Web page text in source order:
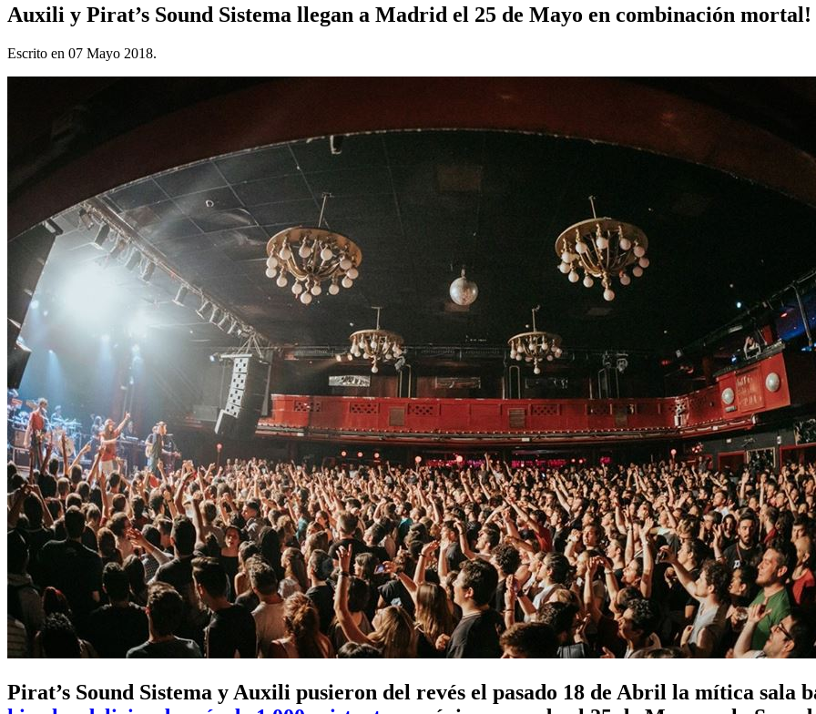
Auxili y Pirat’s Sound Sistema llegan a Madrid el 25 de Mayo en combinación mortal!
Escrito en 07 Mayo 2018.
Pirat’s Sound Sistema y Auxili pusieron del revés el pasado 18 de Abril la mítica sala